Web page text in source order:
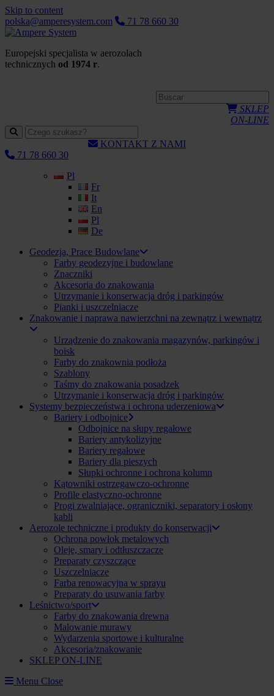
Skip to content
polska@amperesystem.com
71 78 660 30
Europejski specjalista w aerozolach
technicznych od 1974 r.
SKLEP
ON-LINE
KONTAKT Z NAMI
71 78 660 30
Pl
Fr
It
En
Pl
De
Geodezja, Prace Budowlane
Farby geodezyjne i budowlane
Znaczniki
Akcesoria do znakowania
Utrzymanie i konserwacja dróg i parkingów
Pianki i uszczelniacze
Znakowanie i naprawa nawierzchni na zewnątrz i wewnątrz
Urządzenie do znakowania magazynów, parkingów i
boisk
Farby do znakownia podłoża
Szablony
Taśmy do znakowania posadzek
Utrzymanie i konserwacja dróg i parkingów
Systemy bezpieczeństwa i ochrona uderzeniowa
Bariery i odbojnice
Odbojnice na słupy regałowe
Bariery antykolizyjne
Bariery regałowe
Bariery dla pieszych
Słupki ochronne i ochrona kolumn
Kątowniki ostrzegawczo-ochronne
Profile elastyczno-ochronne
Progi zwalniające, ograniczniki, separatory i osłony
kabli
Aerozole techniczne i produkty do konserwacji
Ochrona powłok metalowych
Oleje, smary i odtłuszczacze
Preparaty czyszczące
Uszczelniacze
Farba renowacyjna w sprayu
Preparaty do usuwania farby
Leśnictwo/sport
Farby do znakowania drewna
Malowanie murawy
Wydarzenia sportowe i kulturalne
Akcesoria/znakowanie
SKLEP ON-LINE
Menu Close